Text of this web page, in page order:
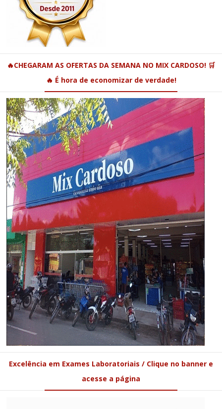
🔥CHEGARAM AS OFERTAS DA SEMANA NO MIX CARDOSO! 🛒
🔥 É hora de economizar de verdade!
Excelência em Exames Laboratoriais / Clique no banner e
acesse a página